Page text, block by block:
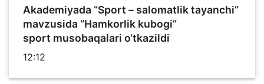
Akademiyada “Sport – salomatlik tayanchi”
mavzusida “Hamkorlik kubogi”
sport musobaqalari o‘tkazildi
12:12